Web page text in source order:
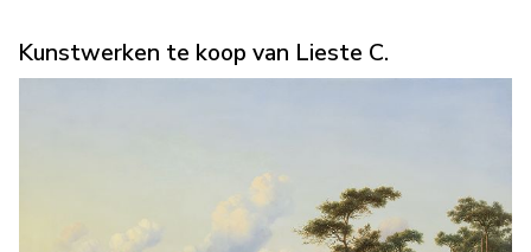
Kunstwerken te koop van Lieste C.